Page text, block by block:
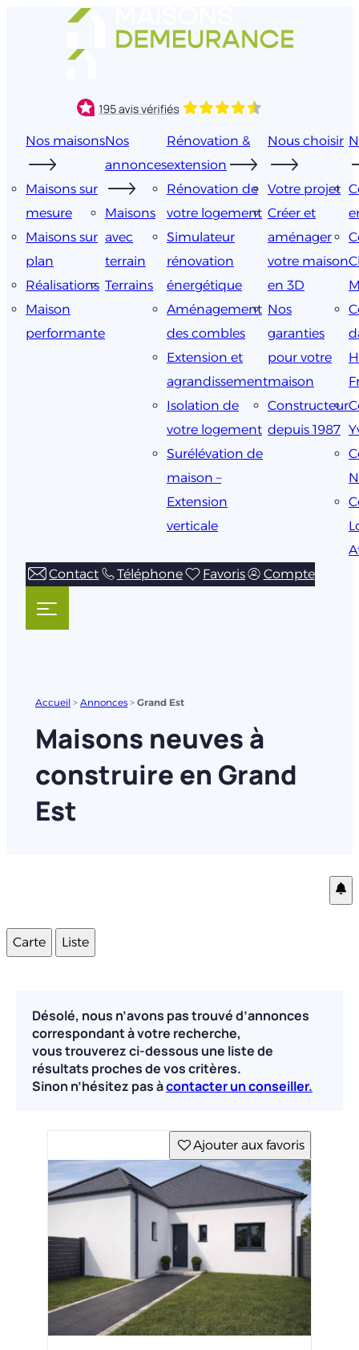
Nos maisons
Maisons sur
mesure
Maisons sur
plan
Réalisations
Maison
performante
Nos
annonces
Maisons
avec
terrain
Terrains
Rénovation &
extension
Rénovation de
votre logement
Simulateur
rénovation
énergétique
Aménagement
des combles
Extension et
agrandissement
Isolation de
votre logement
Surélévation de
maison –
Extension
verticale
Nous choisir
Votre projet
Créer et
aménager
votre maison
en 3D
Nos
garanties
pour votre
maison
Constructeur
depuis 1987
Contact
Téléphone Favoris Compte
Accueil > Annonces > Grand Est
Maisons neuves à
construire en Grand
Est
Carte Liste
Désolé, nous n’avons pas trouvé d’annonces
correspondant à votre recherche,
vous trouverez ci-dessous une liste de
résultats proches de vos critères.
Sinon n’hésitez pas àcontacter un conseiller.
Ajouter aux favoris